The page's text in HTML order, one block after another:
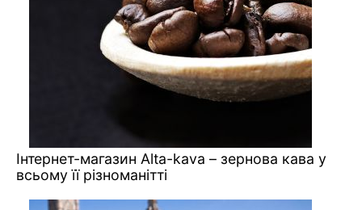
Інтернет-магазин Alta-kava – зернова кава у
всьому її різноманітті